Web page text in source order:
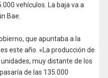
vehículos. La baja va a
Bae.
que apuntaba a la
este año. «La producción de
muy distante de los
de las 135.000